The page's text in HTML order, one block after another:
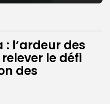
l’ardeur des
le défi
des